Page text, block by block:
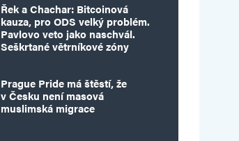
Řek a Chachar: Bitcoinová
kauza, pro ODS velký problém.
Pavlovo veto jako naschvál.
Seškrtané větrníkové zóny
Prague Pride má štěstí, že
v Česku není masová
muslimská migrace